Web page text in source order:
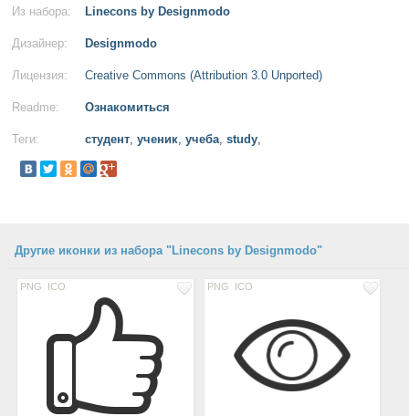
Из набора: Linecons by Designmodo
Дизайнер: Designmodo
Лицензия: Creative Commons (Attribution 3.0 Unported)
Readme: Ознакомиться
Теги: студент, ученик, учеба, study,
Другие иконки из набора "Linecons by Designmodo"
PNG ICO PNG ICO